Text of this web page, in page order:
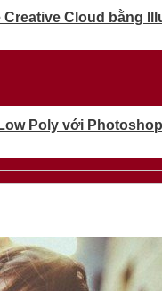
Cloud bằng
Poly với